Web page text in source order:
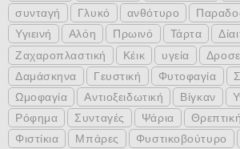
συνταγή
Γλυκό ανθότυρο
Υγιεινή
Αλόη Πρωινό Τάρτα
Ζαχαροπλαστική
Κέικ υγεία
Δαμάσκηνα
Γευστική Φυτοφαγία
Ωμοφαγία
Αντιοξειδωτική Βίγκαν
Ρόφημα
Συνταγές Ψάρια Θρεπτική
Φιστίκια
Μπάρες Φυστικοβούτυρο